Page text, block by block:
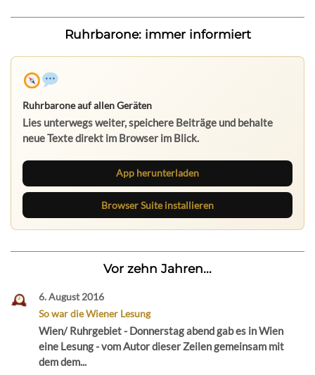
Ruhrbarone: immer informiert
Ruhrbarone auf allen Geräten
Lies unterwegs weiter, speichere Beiträge und behalte
neue Texte direkt im Browser im Blick.
App herunterladen
Browser Suite installieren
Vor zehn Jahren...
6. August 2016
So war die Wiener Lesung
Wien/ Ruhrgebiet - Donnerstag abend gab es in Wien
eine Lesung - vom Autor dieser Zeilen gemeinsam mit
dem dem...